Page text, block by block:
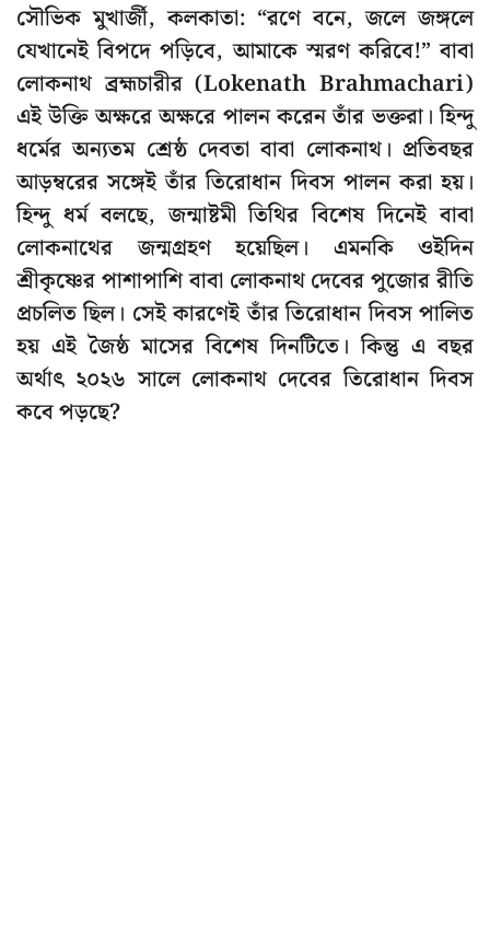
সৌভিক মুখার্জী, কলকাতা: “রণে বনে, জলে জঙ্গলে
যেখানেই বিপদে পড়িবে, আমাকে স্মরণ করিবে!” বাবা
লোকনাথ ব্রহ্মচারীর (Lokenath Brahmachari)
এই উক্তি অক্ষরে অক্ষরে পালন করেন তাঁর ভক্তরা। হিন্দু
ধর্মের অন্যতম শ্রেষ্ঠ দেবতা বাবা লোকনাথ। প্রতিবছর
আড়ম্বরের সঙ্গেই তাঁর তিরোধান দিবস পালন করা হয়।
হিন্দু ধর্ম বলছে, জন্মাষ্টমী তিথির বিশেষ দিনেই বাবা
লোকনাথের জন্মগ্রহণ হয়েছিল। এমনকি ওইদিন
শ্রীকৃষ্ণের পাশাপাশি বাবা লোকনাথ দেবের পুজোর রীতি
প্রচলিত ছিল। সেই কারণেই তাঁর তিরোধান দিবস পালিত
হয় এই জৈষ্ঠ মাসের বিশেষ দিনটিতে। কিন্তু এ বছর
অর্থাৎ ২০২৬ সালে লোকনাথ দেবের তিরোধান দিবস
কবে পড়ছে?